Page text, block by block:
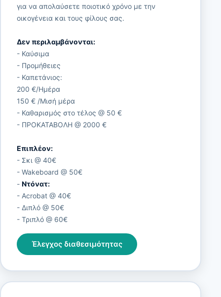
για να απολαύσετε ποιοτικό χρόνο με την
οικογένεια και τους φίλους σας.
Δεν περιλαμβάνονται:
- Καύσιμα
- Προμήθειες
- Καπετάνιος:
200 €/Ημέρα
150 € /Μισή μέρα
- Καθαρισμός στο τέλος @ 50 €
- ΠΡΟΚΑΤΑΒΟΛΗ @ 2000 €
Επιπλέον:
- Σκι @ 40€
- Wakeboard @ 50€
- Ντόνατ:
- Acrobat @ 40€
- Διπλό @ 50€
- Τριπλό @ 60€
Έλεγχος διαθεσιμότητας